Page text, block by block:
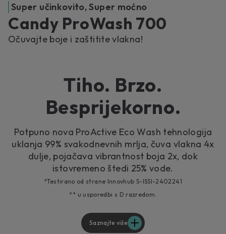
Super učinkovito, Super moćno
Candy ProWash 700
Očuvajte boje i zaštitite vlakna!
Tiho. Brzo.
Besprijekorno.
Potpuno nova ProActive Eco Wash tehnologija
uklanja 99% svakodnevnih mrlja, čuva vlakna 4x
dulje, pojačava vibrantnost boja 2x, dok
istovremeno štedi 25% vode.
*Testirano od strane Innovhub S-ISSI-2402241
** u usporedbi s D razredom.
Saznajte više